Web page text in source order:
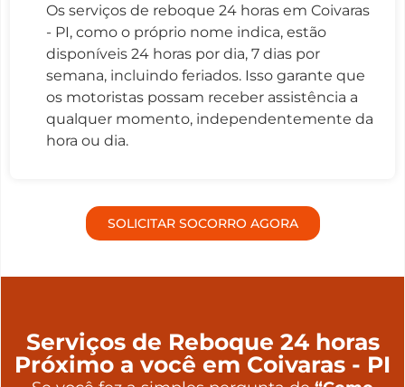
Os serviços de reboque 24 horas em Coivaras
- PI, como o próprio nome indica, estão
disponíveis 24 horas por dia, 7 dias por
semana, incluindo feriados. Isso garante que
os motoristas possam receber assistência a
qualquer momento, independentemente da
hora ou dia.
SOLICITAR SOCORRO AGORA
Serviços de Reboque 24 horas
Próximo a você em Coivaras - PI